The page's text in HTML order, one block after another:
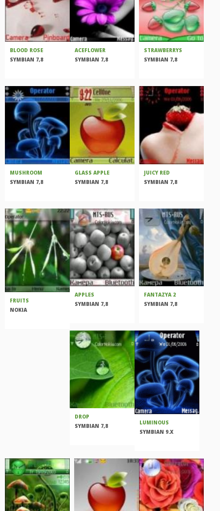
BLOOD ROSE
SYMBIAN 7,8
ACEFLOWER
SYMBIAN 7,8
STRAWBERRYS
SYMBIAN 7,8
MUSHROOM
SYMBIAN 7,8
GLASS APPLE
SYMBIAN 7,8
JUICY RED
SYMBIAN 7,8
FRUITS
NOKIA
APPLES
SYMBIAN 7,8
FANTAZYA 2
SYMBIAN 7,8
DROP
SYMBIAN 7,8
LUMINOUS
SYMBIAN 9.X